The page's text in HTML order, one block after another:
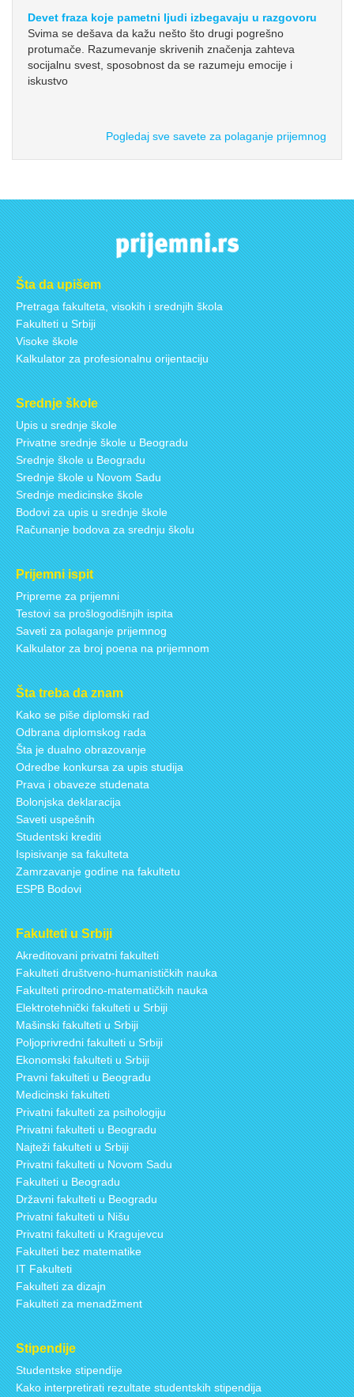
Devet fraza koje pametni ljudi izbegavaju u razgovoru
Svima se dešava da kažu nešto što drugi pogrešno
protumače. Razumevanje skrivenih značenja zahteva
socijalnu svest, sposobnost da se razumeju emocije i
iskustvo
Pogledaj sve savete za polaganje prijemnog
Šta da upišem
Pretraga fakulteta, visokih i srednjih škola
Fakulteti u Srbiji
Visoke škole
Kalkulator za profesionalnu orijentaciju
Srednje škole
Upis u srednje škole
Privatne srednje škole u Beogradu
Srednje škole u Beogradu
Srednje škole u Novom Sadu
Srednje medicinske škole
Bodovi za upis u srednje škole
Računanje bodova za srednju školu
Prijemni ispit
Pripreme za prijemni
Testovi sa prošlogodišnjih ispita
Saveti za polaganje prijemnog
Kalkulator za broj poena na prijemnom
Šta treba da znam
Kako se piše diplomski rad
Odbrana diplomskog rada
Šta je dualno obrazovanje
Odredbe konkursa za upis studija
Prava i obaveze studenata
Bolonjska deklaracija
Saveti uspešnih
Studentski krediti
Ispisivanje sa fakulteta
Zamrzavanje godine na fakultetu
ESPB Bodovi
Fakulteti u Srbiji
Akreditovani privatni fakulteti
Fakulteti društveno-humanističkih nauka
Fakulteti prirodno-matematičkih nauka
Elektrotehnički fakulteti u Srbiji
Mašinski fakulteti u Srbiji
Poljoprivredni fakulteti u Srbiji
Ekonomski fakulteti u Srbiji
Pravni fakulteti u Beogradu
Medicinski fakulteti
Privatni fakulteti za psihologiju
Privatni fakulteti u Beogradu
Najteži fakulteti u Srbiji
Privatni fakulteti u Novom Sadu
Fakulteti u Beogradu
Državni fakulteti u Beogradu
Privatni fakulteti u Nišu
Privatni fakulteti u Kragujevcu
Fakulteti bez matematike
IT Fakulteti
Fakulteti za dizajn
Fakulteti za menadžment
Stipendije
Studentske stipendije
Kako interpretirati rezultate studentskih stipendija